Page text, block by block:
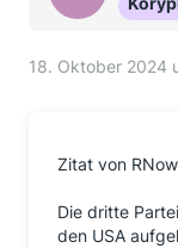
18. Oktober 2024
Zitat von
Die dritte
den USA